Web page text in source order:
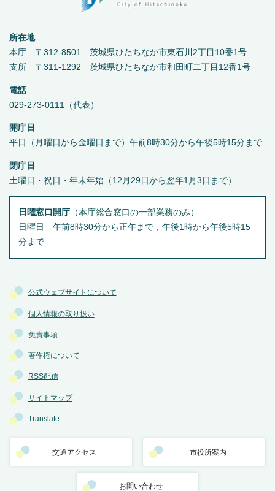
公式ウェブサイトについて
個人情報の取り扱い
免責事項
著作権について
RSS配信
サイトマップ
Translate
交通アクセス 市役所案内
お問い合わせ
所在地
本庁 〒312-8501 茨城県ひたちなか市東石川2丁目10番1号
支所 〒311-1292 茨城県ひたちなか市和田町二丁目12番1号
電話
029-273-0111（代表）
開庁日
平日（月曜日から金曜日まで）午前8時30分から午後5時15分まで
閉庁日
土曜日・祝日・年末年始（12月29日から翌年1月3日まで）
日曜窓口開庁（本庁総合窓口の一部業務のみ ）
日曜日 午前8時30分から正午まで，午後1時から午後5時15
分まで